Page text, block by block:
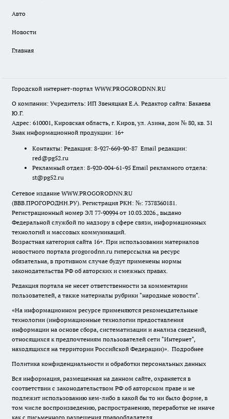
Авто
Новости
Главная
Городской интернет-портал WWW.PROGORODNN.RU
О компании: Учредитель: ИП Звеняцкая Е.А. Редактор сайта: Бакаева
Ю.Г.
Адрес: 610001, Кировская область, г. Киров, ул. Азина, дом № 80, кв. 31
Знак информационной продукции: 16+
Контакты: Редакция: 8-927-669-90-87 Email редакции:
red@pg52.ru
Рекламный отдел: 8-920-004-61-95 Email рекламного отдела:
st@pg52.ru
Сетевое издание WWW.PROGORODNN.RU
(ВВВ.ПРОГОРОДНН.РУ). Регистрация РКН: №: 7378360181.
Регистрационный номер ЭЛ 77-90994 от 10.03.2026., выдано
Федеральной службой по надзору в сфере связи, информационных
технологий и массовых коммуникаций.
Возрастная категория сайта 16+. При использовании материалов
новостного портала progorodnn.ru гиперссылка на ресурс
обязательна, в противном случае будут применены нормы
законодательства РФ об авторских и смежных правах.
Редакция портала не несет ответственности за комментарии
пользователей, а также материалы рубрики "народные новости".
«На информационном ресурсе применяются рекомендательные
технологии (информационные технологии предоставления
информации на основе сбора, систематизации и анализа сведений,
относящихся к предпочтениям пользователей сети "Интернет",
находящихся на территории Российской Федерации)». Подробнее
Политика конфиденциальности и обработки персональных данных
Вся информация, размещенная на данном сайте, охраняется в
соответствии с законодательством РФ об авторском праве и не
подлежит использованию кем-либо в какой бы то ни было форме, в
том числе воспроизведению, распространению, переработке не иначе
как с письменного разрешения правообладателя.